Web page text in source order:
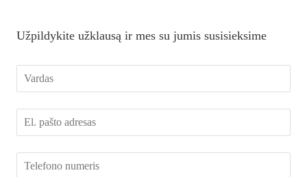
Užpildykite užklausą ir mes su jumis susisieksime